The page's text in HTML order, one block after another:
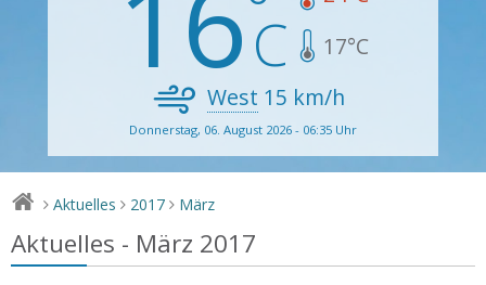
17°C
West 15 km/h
Donnerstag, 06. August 2026 - 06:35 Uhr
> Aktuelles > 2017 > März
Aktuelles - März 2017